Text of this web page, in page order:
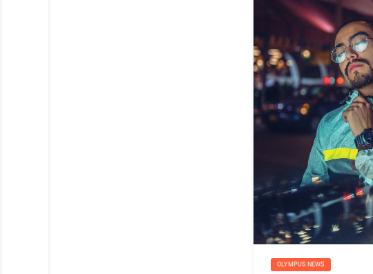
OLYMPUS NEWS